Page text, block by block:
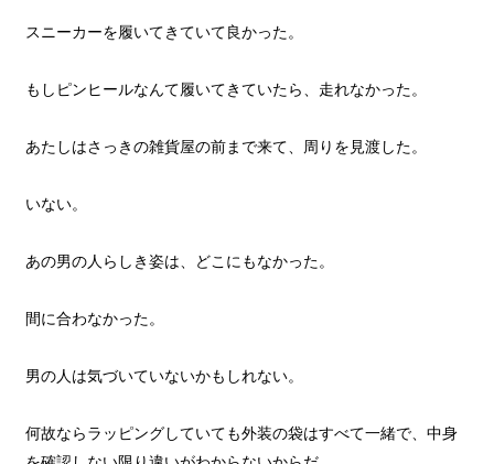
スニーカーを履いてきていて良かった。
もしピンヒールなんて履いてきていたら、走れなかった。
あたしはさっきの雑貨屋の前まで来て、周りを見渡した。
いない。
あの男の人らしき姿は、どこにもなかった。
間に合わなかった。
男の人は気づいていないかもしれない。
何故ならラッピングしていても外装の袋はすべて一緒で、中身